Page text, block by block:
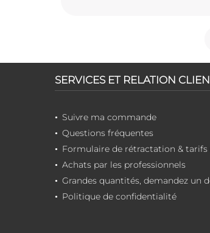
SERVICES ET RELATION
Suivre ma commande
Questions fréquentes
Formulaire de rétractation &
Achats par les professionnels
Grandes quantités, demandez un
Politique de confidentialité